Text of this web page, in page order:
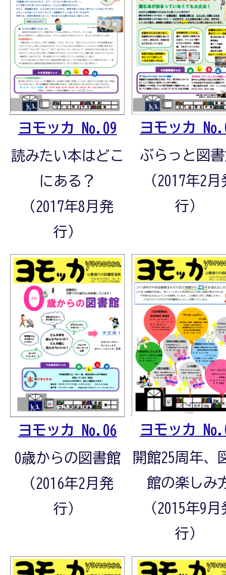
ヨモッカ No.09
読みたい本はどこ
にある？
（2017年8月発
行）
ヨモッカ
ぶらっと図
（2017年2月
行）
ヨモッカ No.06
0歳からの図書館
（2016年2月発
行）
ヨモッカ
開館25周年、
館の楽しみ
（2015年9月
行）